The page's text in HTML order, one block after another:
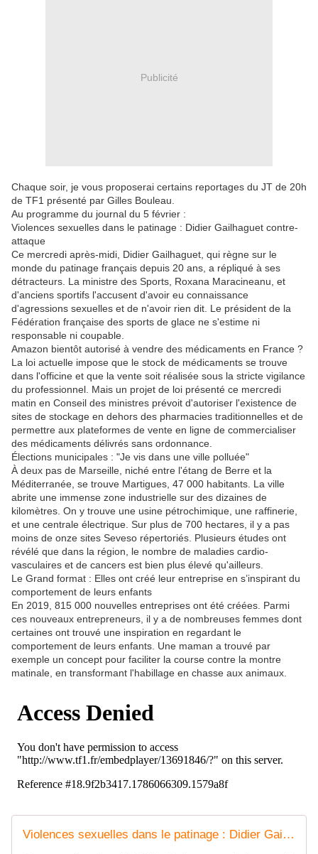
Publicité
Chaque soir, je vous proposerai certains reportages du JT de 20h
de TF1 présenté par Gilles Bouleau.
Au programme du journal du 5 février :
Violences sexuelles dans le patinage : Didier Gailhaguet contre-
attaque
Ce mercredi après-midi, Didier Gailhaguet, qui règne sur le
monde du patinage français depuis 20 ans, a répliqué à ses
détracteurs. La ministre des Sports, Roxana Maracineanu, et
d'anciens sportifs l'accusent d'avoir eu connaissance
d'agressions sexuelles et de n'avoir rien dit. Le président de la
Fédération française des sports de glace ne s'estime ni
responsable ni coupable.
Amazon bientôt autorisé à vendre des médicaments en France ?
La loi actuelle impose que le stock de médicaments se trouve
dans l'officine et que la vente soit réalisée sous la stricte vigilance
du professionnel. Mais un projet de loi présenté ce mercredi
matin en Conseil des ministres prévoit d'autoriser l'existence de
sites de stockage en dehors des pharmacies traditionnelles et de
permettre aux plateformes de vente en ligne de commercialiser
des médicaments délivrés sans ordonnance.
Élections municipales : "Je vis dans une ville polluée"
À deux pas de Marseille, niché entre l'étang de Berre et la
Méditerranée, se trouve Martigues, 47 000 habitants. La ville
abrite une immense zone industrielle sur des dizaines de
kilomètres. On y trouve une usine pétrochimique, une raffinerie,
et une centrale électrique. Sur plus de 700 hectares, il y a pas
moins de onze sites Seveso répertoriés. Plusieurs études ont
révélé que dans la région, le nombre de maladies cardio-
vasculaires et de cancers est bien plus élevé qu'ailleurs.
Le Grand format : Elles ont créé leur entreprise en s’inspirant du
comportement de leurs enfants
En 2019, 815 000 nouvelles entreprises ont été créées. Parmi
ces nouveaux entrepreneurs, il y a de nombreuses femmes dont
certaines ont trouvé une inspiration en regardant le
comportement de leurs enfants. Une maman a trouvé par
exemple un concept pour faciliter la course contre la montre
matinale, en transformant l'habillage en chasse aux animaux.
Violences sexuelles dans le patinage : Didier Gailhaguet contre-attaque - Le journal de 20h | TF1